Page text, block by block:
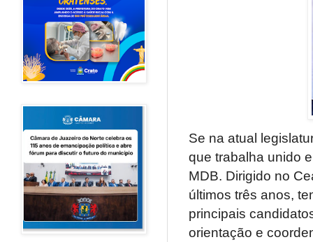
Se na atual
que trabalha unido
MDB. Dirigido no
últimos três anos,
principais
orientação e